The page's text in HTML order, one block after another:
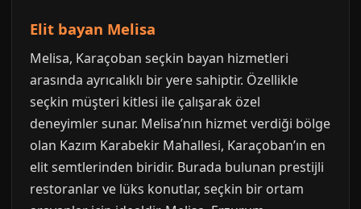
Elit bayan Melisa
Melisa, Karaçoban seçkin bayan hizmetleri
arasında ayrıcalıklı bir yere sahiptir. Özellikle
seçkin müşteri kitlesi ile çalışarak özel
deneyimler sunar. Melisa’nın hizmet verdiği bölge
olan Kazım Karabekir Mahallesi, Karaçoban’ın en
elit semtlerinden biridir. Burada bulunan prestijli
restoranlar ve lüks konutlar, seçkin bir ortam